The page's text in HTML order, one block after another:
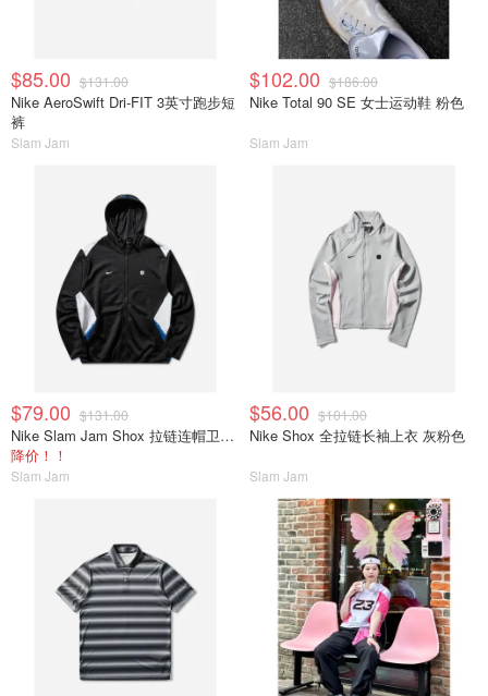
$85.00 $131.00
Nike AeroSwift Dri-FIT 3英寸跑步短
裤
Slam Jam
$102.00 $186.00
Nike Total 90 SE 女士运动鞋 粉色
Slam Jam
$79.00 $131.00
Nike Slam Jam Shox 拉链连帽卫衣 黑色
降价！！
Slam Jam
$56.00 $101.00
Nike Shox 全拉链长袖上衣 灰粉色
Slam Jam